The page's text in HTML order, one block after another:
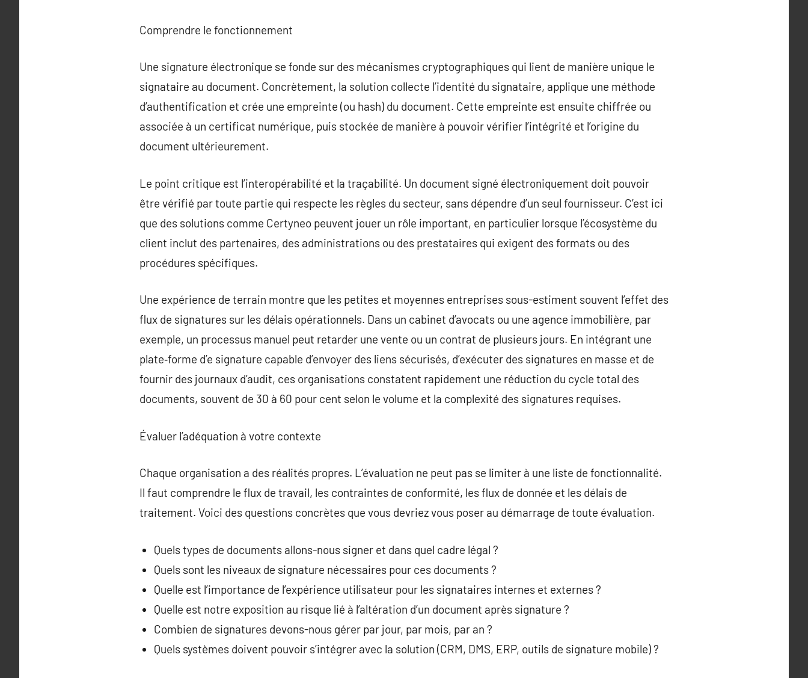
Comprendre le fonctionnement
Une signature électronique se fonde sur des mécanismes cryptographiques qui lient de manière unique le
signataire au document. Concrètement, la solution collecte l’identité du signataire, applique une méthode
d’authentification et crée une empreinte (ou hash) du document. Cette empreinte est ensuite chiffrée ou
associée à un certificat numérique, puis stockée de manière à pouvoir vérifier l’intégrité et l’origine du
document ultérieurement.
Le point critique est l’interopérabilité et la traçabilité. Un document signé électroniquement doit pouvoir
être vérifié par toute partie qui respecte les règles du secteur, sans dépendre d’un seul fournisseur. C’est ici
que des solutions comme Certyneo peuvent jouer un rôle important, en particulier lorsque l’écosystème du
client inclut des partenaires, des administrations ou des prestataires qui exigent des formats ou des
procédures spécifiques.
Une expérience de terrain montre que les petites et moyennes entreprises sous-estiment souvent l’effet des
flux de signatures sur les délais opérationnels. Dans un cabinet d’avocats ou une agence immobilière, par
exemple, un processus manuel peut retarder une vente ou un contrat de plusieurs jours. En intégrant une
plate‑forme d’e signature capable d’envoyer des liens sécurisés, d’exécuter des signatures en masse et de
fournir des journaux d’audit, ces organisations constatent rapidement une réduction du cycle total des
documents, souvent de 30 à 60 pour cent selon le volume et la complexité des signatures requises.
Évaluer l’adéquation à votre contexte
Chaque organisation a des réalités propres. L’évaluation ne peut pas se limiter à une liste de fonctionnalité.
Il faut comprendre le flux de travail, les contraintes de conformité, les flux de donnée et les délais de
traitement. Voici des questions concrètes que vous devriez vous poser au démarrage de toute évaluation.
Quels types de documents allons-nous signer et dans quel cadre légal ?
Quels sont les niveaux de signature nécessaires pour ces documents ?
Quelle est l’importance de l’expérience utilisateur pour les signataires internes et externes ?
Quelle est notre exposition au risque lié à l’altération d’un document après signature ?
Combien de signatures devons-nous gérer par jour, par mois, par an ?
Quels systèmes doivent pouvoir s’intégrer avec la solution (CRM, DMS, ERP, outils de signature mobile) ?